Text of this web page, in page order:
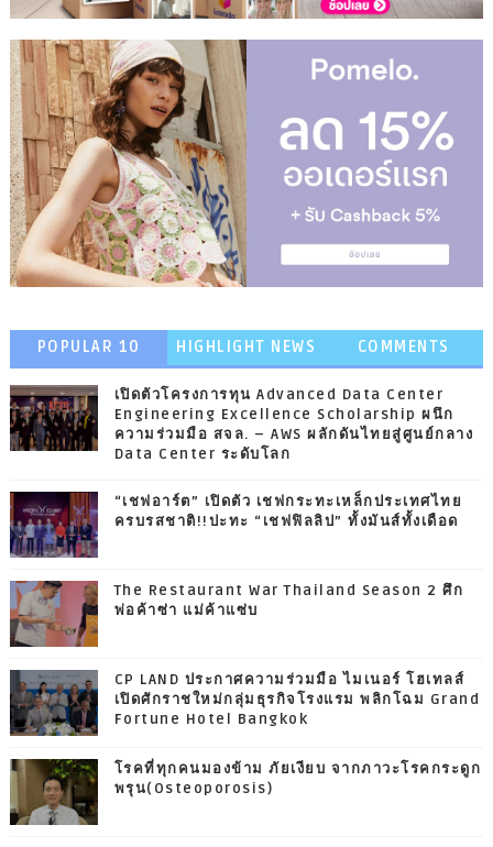
POPULAR 10 HIGHLIGHT NEWS COMMENTS
เปิดตัวโครงการทุน Advanced Data Center
Engineering Excellence Scholarship ผนึก
ความร่วมมือ สจล. – AWS ผลักดันไทยสู่ศูนย์กลาง
Data Center ระดับโลก
“เชฟอาร์ต” เปิดตัว เชฟกระทะเหล็กประเทศไทย
ครบรสชาติ!!ปะทะ “เชฟฟิลลิป” ทั้งมันส์ทั้งเดือด
The Restaurant War Thailand Season 2 ศึก
พ่อค้าซ่า แม่ค้าแซ่บ
CP LAND ประกาศความร่วมมือ ไมเนอร์ โฮเทลส์
เปิดศักราชใหม่กลุ่มธุรกิจโรงแรม พลิกโฉม Grand
Fortune Hotel Bangkok
โรคที่ทุกคนมองข้าม ภัยเงียบ จากภาวะโรคกระดูก
พรุน(Osteoporosis)